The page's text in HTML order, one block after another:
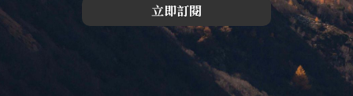
立即訂閱